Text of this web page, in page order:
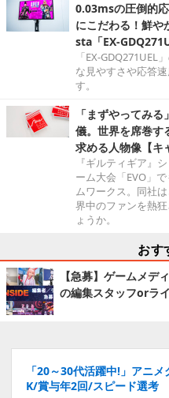
0.03msの圧倒的
にこだわる！鮮や
sta「EX-
「EX-GDQ271UEL
な見やすさや応答
す。
「まずやってみ
儀。世界を席巻す
求める人物像【キ
『ギルティギア』
ーム大会「EVO」
ムワークス。同社
界中のファンを熱
ょうか。
おす
【急募】ゲームメデ
の編集スタッフorラ
「20～30代活躍中!」アニ
K/賞与年2回/スピード選考